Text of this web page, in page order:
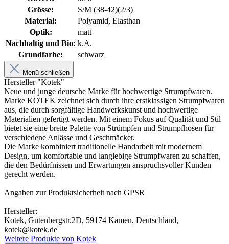
Grösse:
S/M (38-42)(2/3)
Material:
Polyamid, Elasthan
Optik:
matt
Nachhaltig und Bio: k.A.
Grundfarbe:
schwarz
Menü schließen
Hersteller "Kotek"
Neue und junge deutsche Marke für hochwertige Strumpfwaren.
Marke KOTEK zeichnet sich durch ihre erstklassigen Strumpfwaren
aus, die durch sorgfältige Handwerkskunst und hochwertige
Materialien gefertigt werden. Mit einem Fokus auf Qualität und Stil
bietet sie eine breite Palette von Strümpfen und Strumpfhosen für
verschiedene Anlässe und Geschmäcker.
Die Marke kombiniert traditionelle Handarbeit mit modernem
Design, um komfortable und langlebige Strumpfwaren zu schaffen,
die den Bedürfnissen und Erwartungen anspruchsvoller Kunden
gerecht werden.
Angaben zur Produktsicherheit nach GPSR
Hersteller:
Kotek, Gutenbergstr.2D, 59174 Kamen, Deutschland,
kotek@kotek.de
Weitere Produkte von Kotek